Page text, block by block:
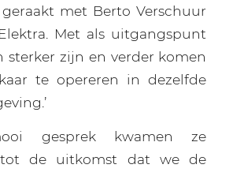
met Berto Verschuur
Met als uitgangspunt
sterker zijn en verder komen
te opereren in dezelfde
gesprek kwamen ze
tot de uitkomst dat we de